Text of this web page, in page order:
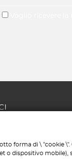
forma di \ "cookie \".
o dispositivo mobile),